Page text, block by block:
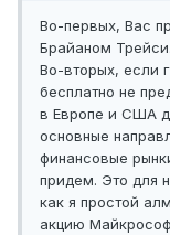
Во-первых, Вас
Брайаном Трейси.
Во-вторых, если
бесплатно не
в Европе и США
основные
финансовые
придем. Это для
как я простой
акцию